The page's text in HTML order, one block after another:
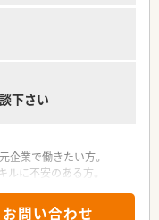
ばご応募可能です
下さい
企業で働きたい方。
ルに不安のある方。
お問い合わせ